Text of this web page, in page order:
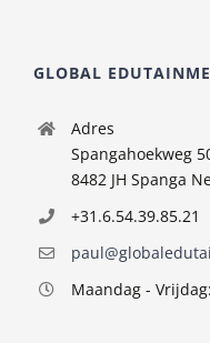
GLOBAL
Adres
Spangahoekweg
8482 JH Spanga
+31.6.54.39.85.21
Maandag -